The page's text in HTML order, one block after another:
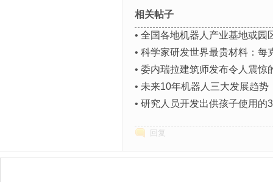
相关帖子
• 全国各地机器人产业基地或园
• 科学家研发世界最贵材料：每
• 委内瑞拉建筑师发布令人震惊
• 未来10年机器人三大发展趋势
• 研究人员开发出供孩子使用的
回复